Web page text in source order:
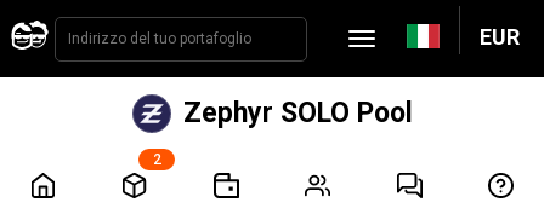
EUR
Zephyr SOLO Pool
2